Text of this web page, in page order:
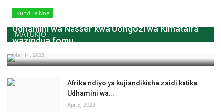
MATUKIO
Kundi la Nne
Udhamini wa Nasser kwa Uongozi wa Kimataifa
wazindua fomu...
Mar 14, 2023
Afrika ndiyo ya kujiandikisha zaidi katika
Udhamini wa...
Apr 5, 2022